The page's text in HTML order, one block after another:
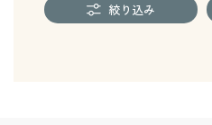
絞り込み